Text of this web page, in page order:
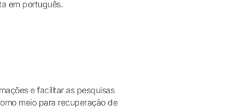
em português.
e facilitar as pesquisas
meio para recuperação de